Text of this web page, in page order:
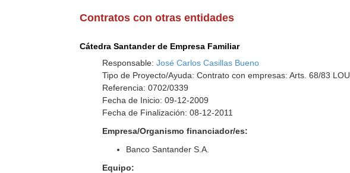
Contratos con otras entidades
Cátedra Santander de Empresa Familiar
Responsable:José Carlos Casillas Bueno
Tipo de Proyecto/Ayuda: Contrato con empresas: Arts. 68/83 LOU
Referencia: 0702/0339
Fecha de Inicio: 09-12-2009
Fecha de Finalización: 08-12-2011
Empresa/Organismo financiador/es:
Banco Santander S.A.
Equipo: